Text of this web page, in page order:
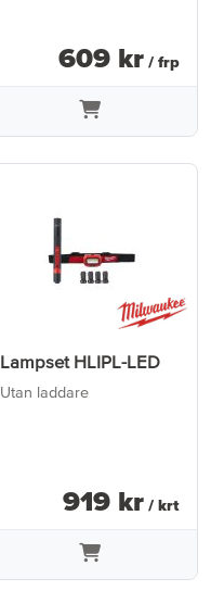
609 kr / frp
Lampset HLIPL-LED
Utan laddare
919 kr / krt